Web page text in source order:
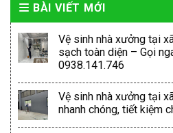
BÀI VIẾT MỚI
Vệ sinh nhà xưởng tại
sạch toàn diện – Gọi
0938.141.746
Vệ sinh nhà xưởng tại
nhanh chóng, tiết kiệm